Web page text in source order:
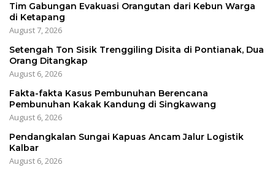
Tim Gabungan Evakuasi Orangutan dari Kebun Warga
di Ketapang
August 7, 2026
Setengah Ton Sisik Trenggiling Disita di Pontianak, Dua
Orang Ditangkap
August 6, 2026
Fakta-fakta Kasus Pembunuhan Berencana
Pembunuhan Kakak Kandung di Singkawang
August 6, 2026
Pendangkalan Sungai Kapuas Ancam Jalur Logistik
Kalbar
August 6, 2026